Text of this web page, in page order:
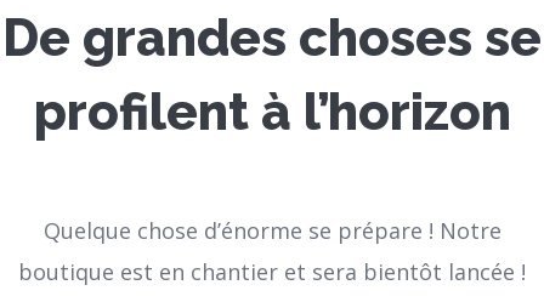
De grandes choses se
profilent à l’horizon
Quelque chose d’énorme se prépare ! Notre
boutique est en chantier et sera bientôt lancée !